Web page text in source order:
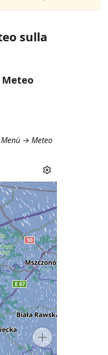
sulla
Meteo
Menù → Meteo